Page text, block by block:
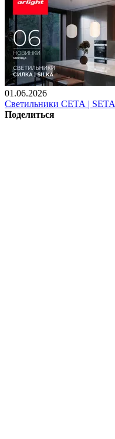
01.06.2026
Светильники СЕТА | SETA
Поделиться